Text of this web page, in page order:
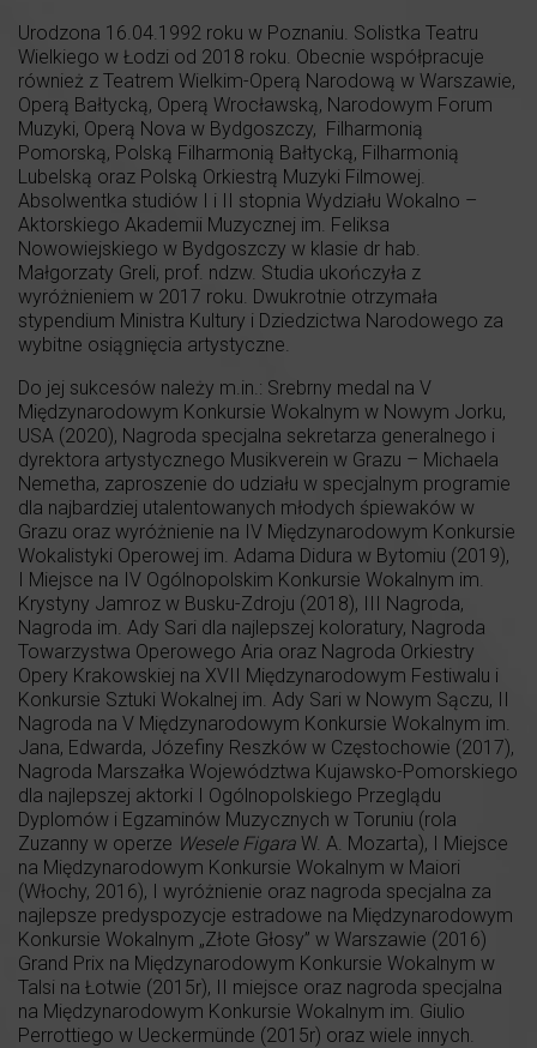
Urodzona 16.04.1992 roku w Poznaniu. Solistka Teatru
Wielkiego w Łodzi od 2018 roku. Obecnie współpracuje
również z Teatrem Wielkim-Operą Narodową w Warszawie,
Operą Bałtycką, Operą Wrocławską, Narodowym Forum
Muzyki, Operą Nova w Bydgoszczy, Filharmonią
Pomorską, Polską Filharmonią Bałtycką, Filharmonią
Lubelską oraz Polską Orkiestrą Muzyki Filmowej.
Absolwentka studiów I i II stopnia Wydziału Wokalno –
Aktorskiego Akademii Muzycznej im. Feliksa
Nowowiejskiego w Bydgoszczy w klasie dr hab.
Małgorzaty Greli, prof. ndzw. Studia ukończyła z
wyróżnieniem w 2017 roku. Dwukrotnie otrzymała
stypendium Ministra Kultury i Dziedzictwa Narodowego za
wybitne osiągnięcia artystyczne.
Do jej sukcesów należy m.in.: Srebrny medal na V
Międzynarodowym Konkursie Wokalnym w Nowym Jorku,
USA (2020), Nagroda specjalna sekretarza generalnego i
dyrektora artystycznego Musikverein w Grazu – Michaela
Nemetha, zaproszenie do udziału w specjalnym programie
dla najbardziej utalentowanych młodych śpiewaków w
Grazu oraz wyróżnienie na IV Międzynarodowym Konkursie
Wokalistyki Operowej im. Adama Didura w Bytomiu (2019),
I Miejsce na IV Ogólnopolskim Konkursie Wokalnym im.
Krystyny Jamroz w Busku-Zdroju (2018), III Nagroda,
Nagroda im. Ady Sari dla najlepszej koloratury, Nagroda
Towarzystwa Operowego Aria oraz Nagroda Orkiestry
Opery Krakowskiej na XVII Międzynarodowym Festiwalu i
Konkursie Sztuki Wokalnej im. Ady Sari w Nowym Sączu, II
Nagroda na V Międzynarodowym Konkursie Wokalnym im.
Jana, Edwarda, Józefiny Reszków w Częstochowie (2017),
Nagroda Marszałka Województwa Kujawsko-Pomorskiego
dla najlepszej aktorki I Ogólnopolskiego Przeglądu
Dyplomów i Egzaminów Muzycznych w Toruniu (rola
Zuzanny w operze Wesele Figara W. A. Mozarta), I Miejsce
na Międzynarodowym Konkursie Wokalnym w Maiori
(Włochy, 2016), I wyróżnienie oraz nagroda specjalna za
najlepsze predyspozycje estradowe na Międzynarodowym
Konkursie Wokalnym „Złote Głosy” w Warszawie (2016)
Grand Prix na Międzynarodowym Konkursie Wokalnym w
Talsi na Łotwie (2015r), II miejsce oraz nagroda specjalna
na Międzynarodowym Konkursie Wokalnym im. Giulio
Perrottiego w Ueckermünde (2015r) oraz wiele innych.